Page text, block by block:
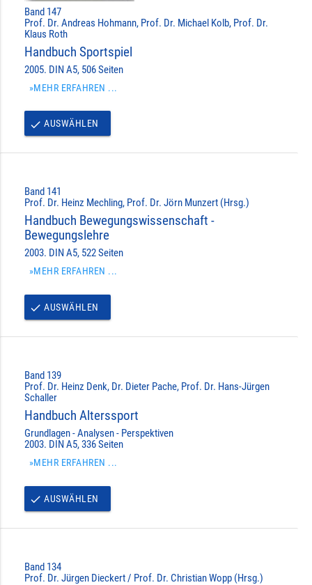
Band 147
Prof. Dr. Andreas Hohmann, Prof. Dr. Michael Kolb, Prof. Dr.
Klaus Roth
Handbuch Sportspiel
2005. DIN A5, 506 Seiten
»MEHR ERFAHREN ...
done AUSWÄHLEN
Band 141
Prof. Dr. Heinz Mechling, Prof. Dr. Jörn Munzert (Hrsg.)
Handbuch Bewegungswissenschaft -
Bewegungslehre
2003. DIN A5, 522 Seiten
»MEHR ERFAHREN ...
done AUSWÄHLEN
Band 139
Prof. Dr. Heinz Denk, Dr. Dieter Pache, Prof. Dr. Hans-Jürgen
Schaller
Handbuch Alterssport
Grundlagen - Analysen - Perspektiven
2003. DIN A5, 336 Seiten
»MEHR ERFAHREN ...
done AUSWÄHLEN
Band 134
Prof. Dr. Jürgen Dieckert / Prof. Dr. Christian Wopp (Hrsg.)